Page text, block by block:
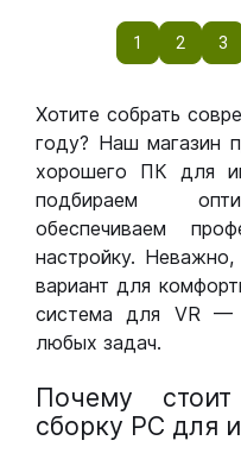
1 2 3
Хотите собрать
году? Наш магазин
хорошего ПК для
подбираем
обеспечиваем
настройку.
вариант для
система для VR —
любых задач.
Почему
сборку РС для